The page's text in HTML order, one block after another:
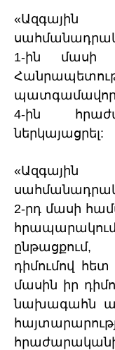
«Ազգային
1-ին մասի
պատգամավոր
4-ին
ներկայացրել:
«Ազգային
2-րդ մասի
դիմումով
մասին իր
նախագահն